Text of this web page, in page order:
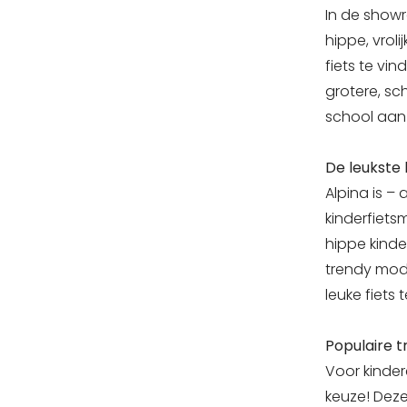
In de
hippe,
fiets te
grotere,
school aan
De leukste
Alpina is –
hippe
trendy
leuke fiets
Populaire
Voor
keuze!